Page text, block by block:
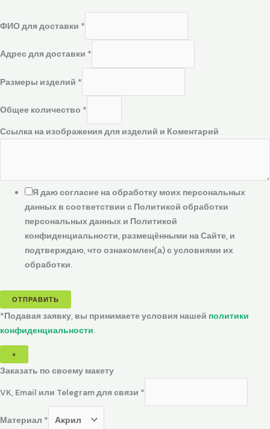
ФИО для доставки *
Адрес для доставки *
Размеры изделий *
Общее количество *
Ссылка на изображения для изделий и Коментарий
Я даю согласие на обработку моих персональных
данных в соответствии с Политикой обработки
персональных данных и Политикой
конфиденциальности, размещёнными на Сайте, и
подтверждаю, что ознакомлен(а) с условиями их
обработки.
ОТПРАВИТЬ
*Подавая заявку, вы принимаете условия нашей политики
конфиденциальности.
×
Заказать по своему макету
VK, Email или Telegram для связи *
Материал *